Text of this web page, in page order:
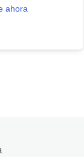
ahora